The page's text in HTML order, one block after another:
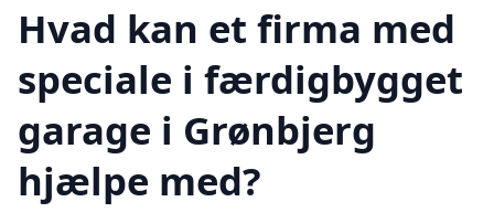
Hvad kan et firma med
speciale i færdigbygget
garage i Grønbjerg
hjælpe med?